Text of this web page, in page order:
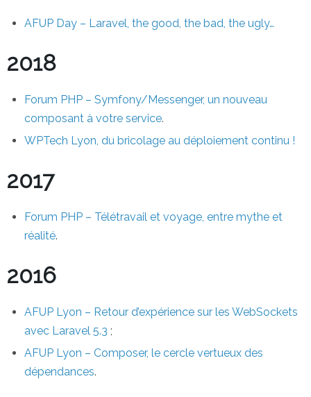
AFUP Day – Laravel, the good, the bad, the ugly…
2018
Forum PHP – Symfony/Messenger, un nouveau
composant à votre service.
WPTech Lyon, du bricolage au déploiement continu !
2017
Forum PHP – Télétravail et voyage, entre mythe et
réalité.
2016
AFUP Lyon – Retour d’expérience sur les WebSockets
avec Laravel 5.3 ;
AFUP Lyon – Composer, le cercle vertueux des
dépendances.